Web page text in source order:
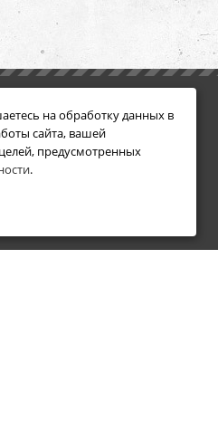
Акции на обработку данных в
сайта, вашей
предусмотренных
.